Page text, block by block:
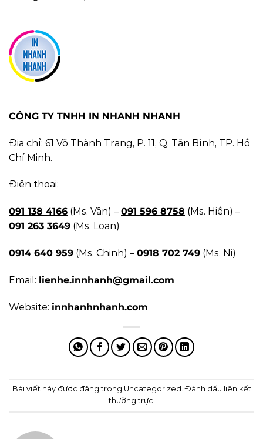
CÔNG TY TNHH IN NHANH NHANH
Địa chỉ: 61 Võ Thành Trang, P. 11, Q. Tân Bình, TP. Hồ
Chí Minh.
Điện thoại:
091 138 4166 (Ms. Vân) – 091 596 8758 (Ms. Hiền) –
091 263 3649 (Ms. Loan)
0914 640 959 (Ms. Chinh) – 0918 702 749 (Ms. Ni)
Email: lienhe.innhanh@gmail.com
Website: innhanhnhanh.com
Bài viết này được đăng trong Uncategorized . Đánh dấu liên kết
thường trực